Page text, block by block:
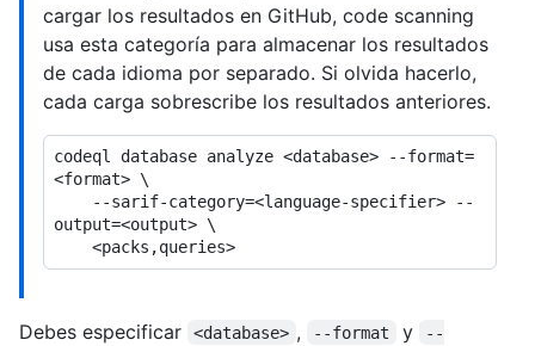
cargar los resultados en GitHub, code scanning
usa esta categoría para almacenar los resultados
de cada idioma por separado. Si olvida hacerlo,
cada carga sobrescribe los resultados anteriores.
codeql database analyze <database> --format=
<format> \
output=<output> \
Debes especificar <database> , --format y
--